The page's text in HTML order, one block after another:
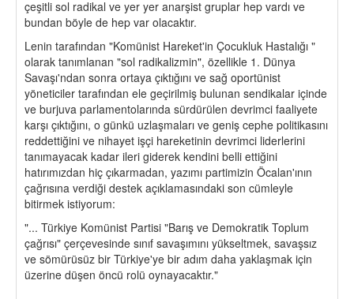
çeşitli sol radikal ve yer yer anarşist gruplar hep vardı ve
bundan böyle de hep var olacaktır.
Lenin tarafından "Komünist Hareket'in Çocukluk Hastalığı "
olarak tanımlanan "sol radikalizmin", özellikle 1. Dünya
Savaşı'ndan sonra ortaya çıktığını ve sağ oportünist
yöneticiler tarafından ele geçirilmiş bulunan sendikalar içinde
ve burjuva parlamentolarında sürdürülen devrimci faaliyete
karşı çıktığını, o günkü uzlaşmaları ve geniş cephe politikasını
reddettiğini ve nihayet işçi hareketinin devrimci liderlerini
tanımayacak kadar ileri giderek kendini belli ettiğini
hatırımızdan hiç çıkarmadan, yazımı partimizin Öcalan'ının
çağrısına verdiği destek açıklamasındaki son cümleyle
bitirmek istiyorum:
"... Türkiye Komünist Partisi "Barış ve Demokratik Toplum
çağrısı" çerçevesinde sınıf savaşımını yükseltmek, savaşsız
ve sömürüsüz bir Türkiye'ye bir adım daha yaklaşmak için
üzerine düşen öncü rolü oynayacaktır."